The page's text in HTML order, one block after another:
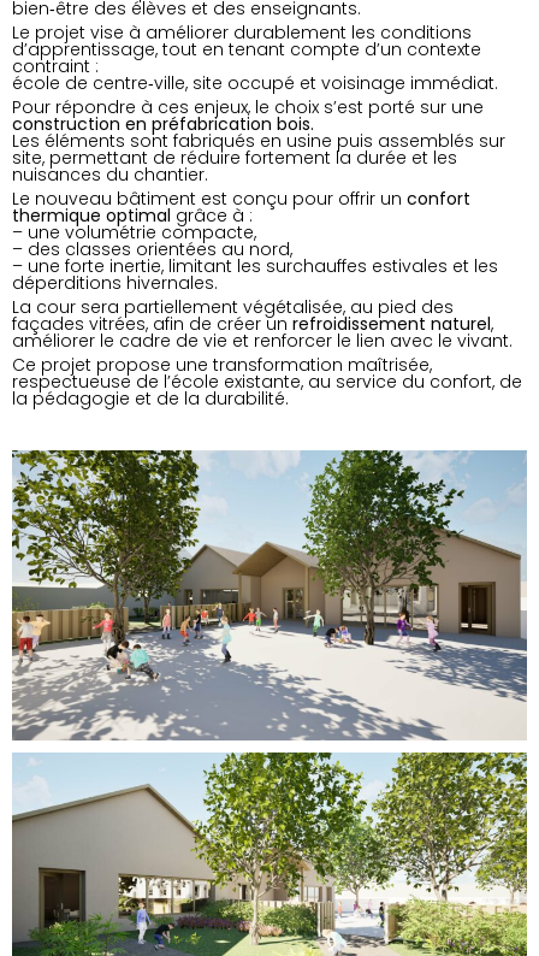
bien‑être des élèves et des enseignants.
Le projet vise à améliorer durablement les conditions
d’apprentissage, tout en tenant compte d’un contexte
contraint :
école de centre‑ville, site occupé et voisinage immédiat.
Pour répondre à ces enjeux, le choix s’est porté sur une
construction en préfabrication bois.
Les éléments sont fabriqués en usine puis assemblés sur
site, permettant de réduire fortement la durée et les
nuisances du chantier.
Le nouveau bâtiment est conçu pour offrir un confort
thermique optimal grâce à :
– une volumétrie compacte,
– des classes orientées au nord,
– une forte inertie, limitant les surchauffes estivales et les
déperditions hivernales.
La cour sera partiellement végétalisée, au pied des
façades vitrées, afin de créer un refroidissement naturel,
améliorer le cadre de vie et renforcer le lien avec le vivant.
Ce projet propose une transformation maîtrisée,
respectueuse de l’école existante, au service du confort, de
la pédagogie et de la durabilité.